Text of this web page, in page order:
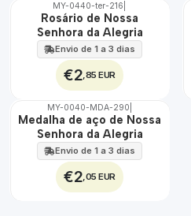
🇵🇹
100%
MY-0440-ter-216
Rosário de Nossa
Senhora da Alegria
Envio de 1 a 3 dias
€2 ,85 EUR
🇵🇹
100%
ÁGUA
MY-0040-MDA-290
Medalha de aço de Nossa
Senhora da Alegria
Envio de 1 a 3 dias
€2 ,05 EUR